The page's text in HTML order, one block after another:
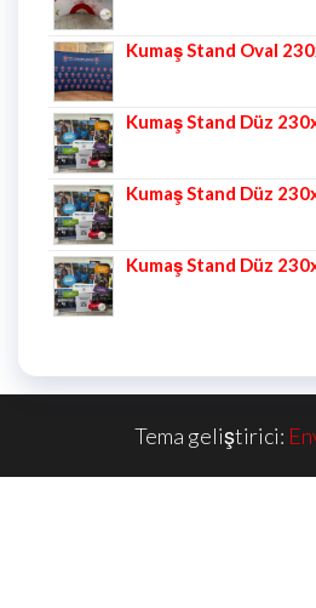
Kumaş Stand Oval
Kumaş Stand Düz
Kumaş Stand Düz
Kumaş Stand Düz
Tema geliştirici: